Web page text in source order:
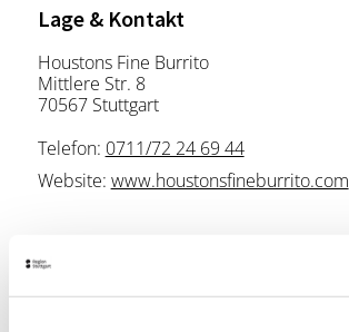
Lage & Kontakt
Houstons Fine Burrito
Mittlere Str. 8
70567 Stuttgart
Telefon: 0711/72 24 69 44
Website: www.houstonsfineburrito.com